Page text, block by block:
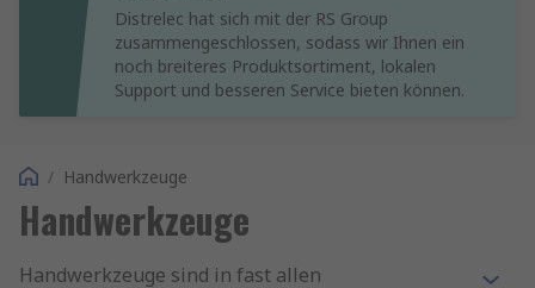
Distrelec hat sich mit der RS Group
zusammengeschlossen, sodass wir Ihnen ein
noch breiteres Produktsortiment, lokalen
Support und besseren Service bieten können.
/ Handwerkzeuge
Handwerkzeuge
Handwerkzeuge sind in fast allen